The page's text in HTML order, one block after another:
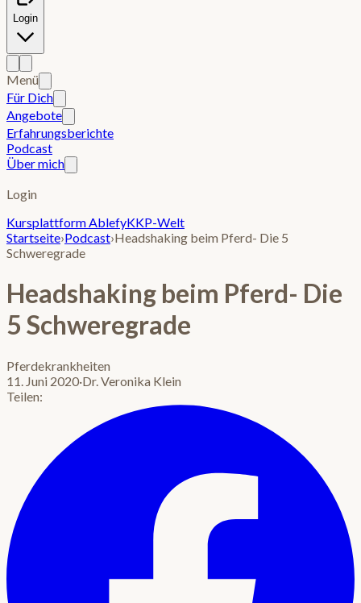
Login
Menü
Für Dich
Angebote
Erfahrungsberichte
Podcast
Über mich
Login
Kursplattform AblefyKKP-Welt
Startseite›Podcast›Headshaking beim Pferd- Die 5
Schweregrade
Headshaking beim Pferd- Die
5 Schweregrade
Pferdekrankheiten
11. Juni 2020·Dr. Veronika Klein
Teilen: